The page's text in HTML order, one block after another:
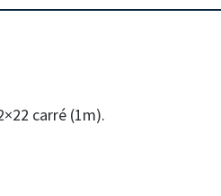
carré (1m).